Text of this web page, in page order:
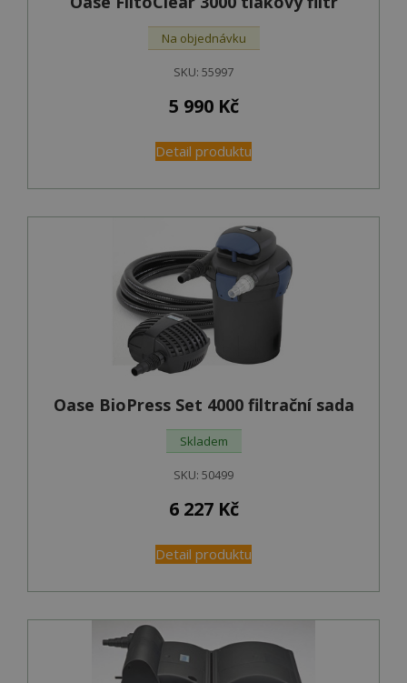
Na objednávku
SKU: 55997
5 990 Kč
Detail produktu
Oase BioPress Set 4000 filtrační sada
Skladem
SKU: 50499
6 227 Kč
Detail produktu